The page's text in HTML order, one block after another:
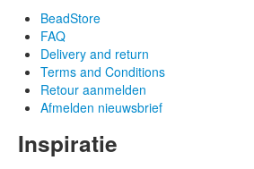
BeadStore
FAQ
Delivery and return
Terms and Conditions
Retour aanmelden
Afmelden nieuwsbrief
Inspiratie